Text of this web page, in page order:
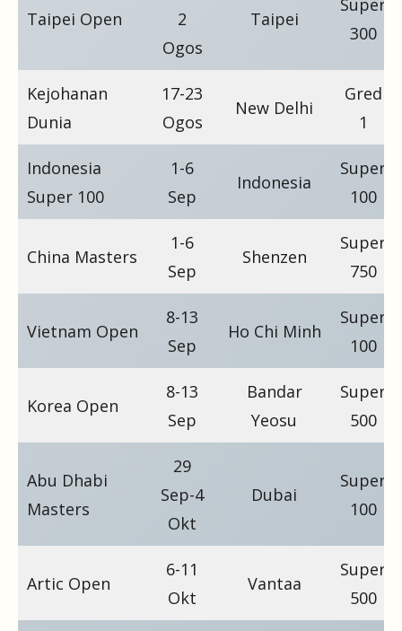
Taipei Open
2
Ogos
Taipei
300
Kejohanan
Dunia
17-23
Ogos
New Delhi
Gred
1
Indonesia
Super 100
1-6
Sep
Indonesia
Super
100
China Masters
1-6
Sep
Shenzen
Super
750
Vietnam Open
8-13
Sep
Ho Chi Minh
Super
100
Korea Open
8-13
Sep
Bandar
Yeosu
Super
500
Abu Dhabi
Masters
29
Sep-4
Okt
Dubai
Super
100
Artic Open
6-11
Okt
Vantaa
Super
500